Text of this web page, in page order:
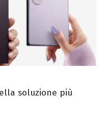
soluzione più